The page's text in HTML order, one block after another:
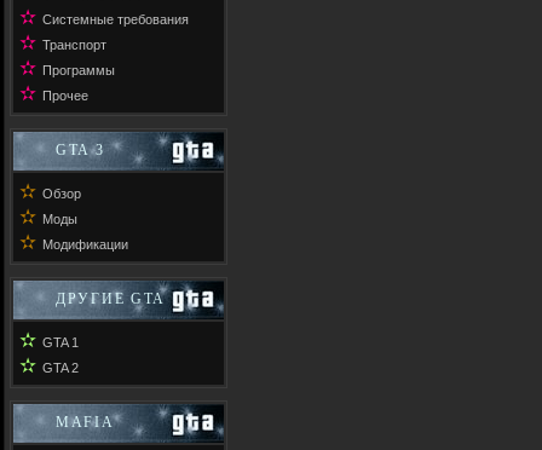
✫ Системные требования
✫ Транспорт
✫ Программы
✫ Прочее
GTA 3
✫ Обзор
✫ Моды
✫ Модификации
ДРУГИЕ GTA
✫ GTA 1
✫ GTA 2
MAFIA